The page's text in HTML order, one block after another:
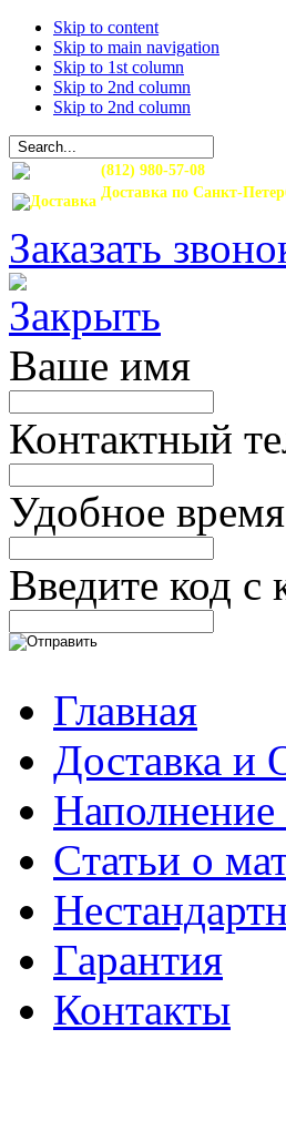
Skip to content
Skip to main navigation
Skip to 1st column
Skip to 2nd column
Skip to 2nd column
(812) 980-57-08
Доставка по Санкт-
Заказать
Ваше имя
Контактный
Удобное
Введите код с
Главная
Доставка и
Наполнение
Cтатьи о
Гарантия
Контакты